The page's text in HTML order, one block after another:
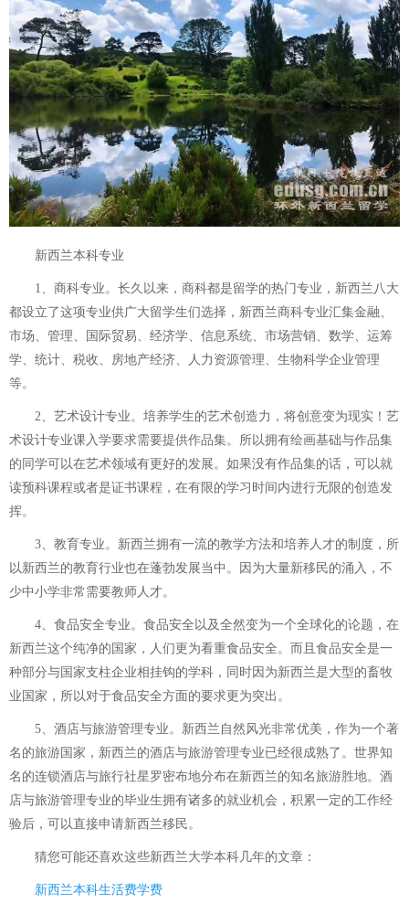
新西兰本科专业
1、商科专业。长久以来，商科都是留学的热门专业，新西兰八大
都设立了这项专业供广大留学生们选择，新西兰商科专业汇集金融、
市场、管理、国际贸易、经济学、信息系统、市场营销、数学、运筹
学、统计、税收、房地产经济、人力资源管理、生物科学企业管理
等。
2、艺术设计专业。培养学生的艺术创造力，将创意变为现实！艺
术设计专业课入学要求需要提供作品集。所以拥有绘画基础与作品集
的同学可以在艺术领域有更好的发展。如果没有作品集的话，可以就
读预科课程或者是证书课程，在有限的学习时间内进行无限的创造发
挥。
3、教育专业。新西兰拥有一流的教学方法和培养人才的制度，所
以新西兰的教育行业也在蓬勃发展当中。因为大量新移民的涌入，不
少中小学非常需要教师人才。
4、食品安全专业。食品安全以及全然变为一个全球化的论题，在
新西兰这个纯净的国家，人们更为看重食品安全。而且食品安全是一
种部分与国家支柱企业相挂钩的学科，同时因为新西兰是大型的畜牧
业国家，所以对于食品安全方面的要求更为突出。
5、酒店与旅游管理专业。新西兰自然风光非常优美，作为一个著
名的旅游国家，新西兰的酒店与旅游管理专业已经很成熟了。世界知
名的连锁酒店与旅行社星罗密布地分布在新西兰的知名旅游胜地。酒
店与旅游管理专业的毕业生拥有诸多的就业机会，积累一定的工作经
验后，可以直接申请新西兰移民。
猜您可能还喜欢这些新西兰大学本科几年的文章：
新西兰本科生活费学费